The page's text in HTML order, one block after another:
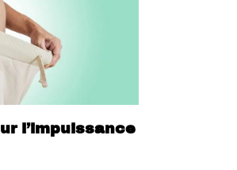
l’impuissance